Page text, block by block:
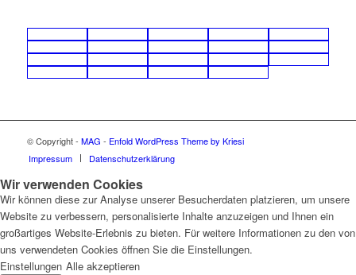
© Copyright - MAG - Enfold WordPress Theme by Kriesi
Impressum
Datenschutzerklärung
Wir verwenden Cookies
Wir können diese zur Analyse unserer Besucherdaten platzieren, um unsere
Website zu verbessern, personalisierte Inhalte anzuzeigen und Ihnen ein
großartiges Website-Erlebnis zu bieten. Für weitere Informationen zu den von
uns verwendeten Cookies öffnen Sie die Einstellungen.
Einstellungen Alle akzeptieren